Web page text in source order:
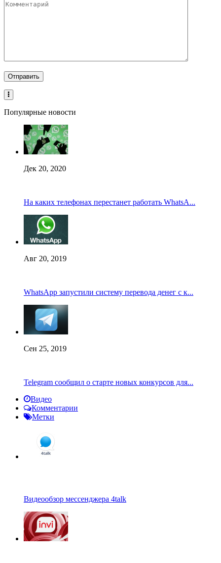
Популярные новости
Дек 20, 2020
На каких телефонах перестанет работать WhatsA...
Авг 20, 2019
WhatsApp запустили систему перевода денег с к...
Сен 25, 2019
Telegram сообщил о старте новых конкурсов для...
Видео
Комментарии
Метки
Видеообзор мессенджера 4talk